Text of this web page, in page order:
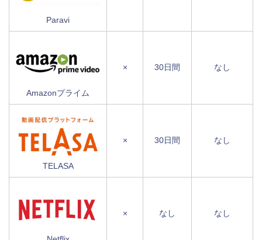
Paravi
Amazonプライム
× 30日間 なし
TELASA
× 30日間 なし
× なし なし